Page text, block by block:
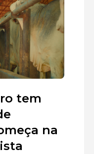
tem
na